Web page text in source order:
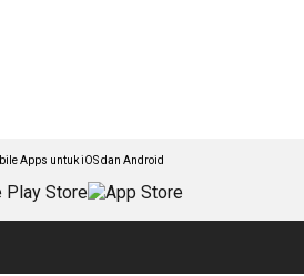
Apps untuk iOS dan Android